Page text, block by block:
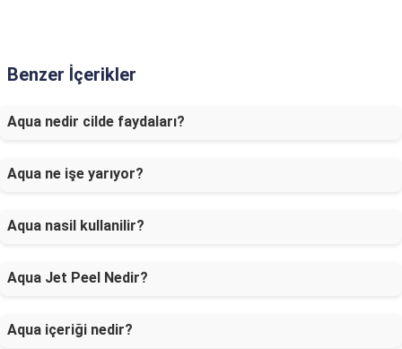
Benzer İçerikler
Aqua nedir cilde faydaları?
Aqua ne işe yarıyor?
Aqua nasil kullanilir?
Aqua Jet Peel Nedir?
Aqua içeriği nedir?